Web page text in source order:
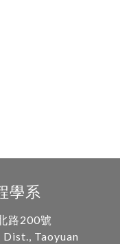
學系
路200號
Taoyuan